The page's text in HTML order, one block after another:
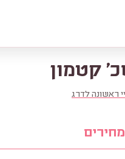
קטמון
ראשונה לדרג
מחירים